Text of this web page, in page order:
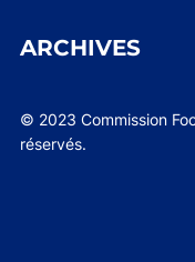
ARCHIVES
© 2023 Commission
réservés.